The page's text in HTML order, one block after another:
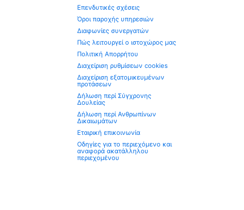
Επενδυτικές σχέσεις
Όροι παροχής υπηρεσιών
Διαφωνίες συνεργατών
Πώς λειτουργεί ο ιστοχώρος μας
Πολιτική Απορρήτου
Διαχείριση ρυθμίσεων cookies
Διαχείριση εξατομικευμένων
προτάσεων
Δήλωση περί Σύγχρονης
Δουλείας
Δήλωση περί Ανθρωπίνων
Δικαιωμάτων
Εταιρική επικοινωνία
Οδηγίες για το περιεχόμενο και
αναφορά ακατάλληλου
περιεχομένου